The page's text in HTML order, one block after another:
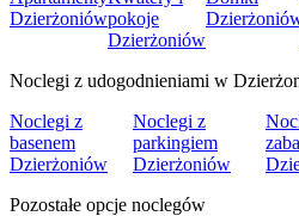
Dzierżoniówpokoje
Dzierżoniów
Noclegi z udogodnieniami w
Noclegi z
basenem
Dzierżoniów
Noclegi z
parkingiem
Dzierżoniów
Pozostałe opcje noclegów